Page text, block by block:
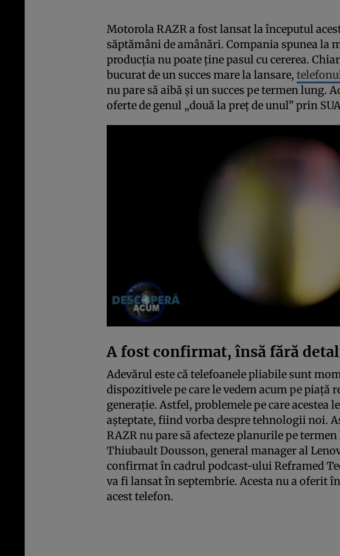
Motorola RAZR a fost lansat la începutul
săptămâni de amânări. Compania spunea la
producția nu poate ține pasul cu cererea.
bucurat de un succes mare la lansare,
nu pare să aibă și un succes pe termen lung.
oferte de genul „două la preț de unul” prin
A fost confirmat, însă fără
Adevărul este că telefoanele pliabile sunt
dispozitivele pe care le vedem acum pe piață
generație. Astfel, problemele pe care acestea
așteptate, fiind vorba despre tehnologii noi.
RAZR nu pare să afecteze planurile pe
Thiubault Dousson, general manager al
confirmat în cadrul podcast-ului Reframed
va fi lansat în septembrie. Acesta nu a oferit
acest telefon.